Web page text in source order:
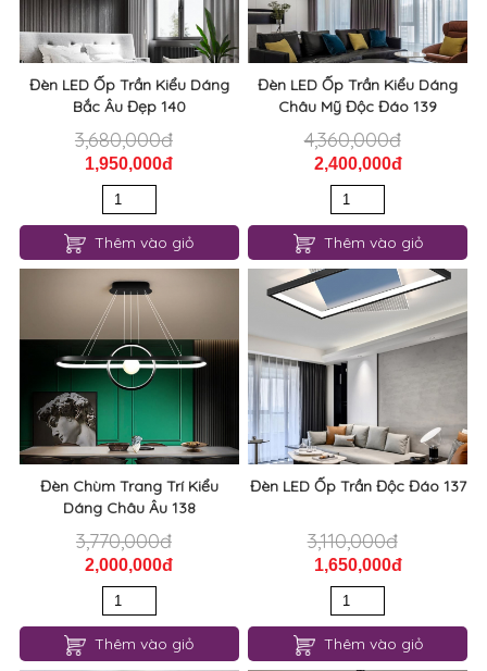
Đèn LED Ốp Trần Kiểu Dáng
Bắc Âu Đẹp 140
3,680,000đ
1,950,000đ
Thêm vào giỏ
Đèn LED Ốp Trần Kiểu Dáng
Châu Mỹ Độc Đáo 139
4,360,000đ
2,400,000đ
Thêm vào giỏ
Đèn Chùm Trang Trí Kiểu
Dáng Châu Âu 138
3,770,000đ
2,000,000đ
Thêm vào giỏ
Đèn LED Ốp Trần Độc Đáo 137
3,110,000đ
1,650,000đ
Thêm vào giỏ